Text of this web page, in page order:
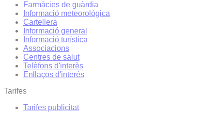
Farmàcies de guàrdia
Informació meteorològica
Cartellera
Informació general
Informació turística
Associacions
Centres de salut
Telèfons d'interès
Enllaços d'interés
Tarifes
Tarifes publicitat